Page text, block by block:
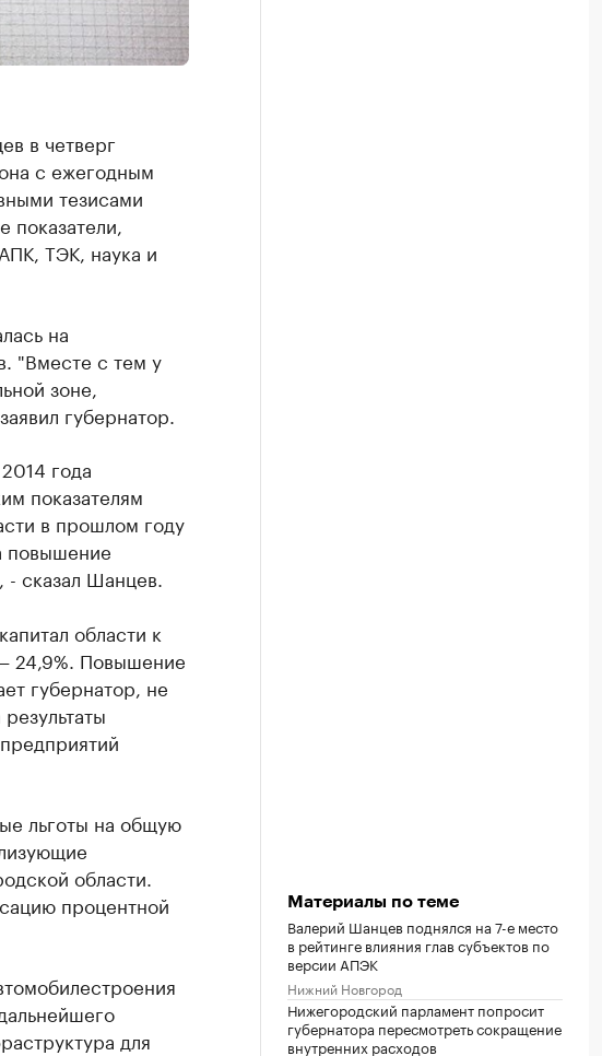
в четверг
с ежегодным
тезисами
ТЭК, наука и
на
"Вместе с тем у
зоне,
губернатор.
года
показателям
в прошлом году
повышение
сказал Шанцев.
области к
24,9%. Повышение
губернатор, не
льготы на общую
области.
процентной
для
Материалы по теме
Валерий Шанцев поднялся на 7-е место
в рейтинге влияния глав субъектов по
версии АПЭК
Нижний Новгород
Нижегородский парламент попросит
губернатора пересмотреть сокращение
внутренних расходов